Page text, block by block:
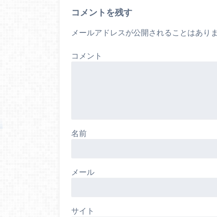
コメントを残す
メールアドレスが公開されることはあり
コメント
名前
メール
サイト